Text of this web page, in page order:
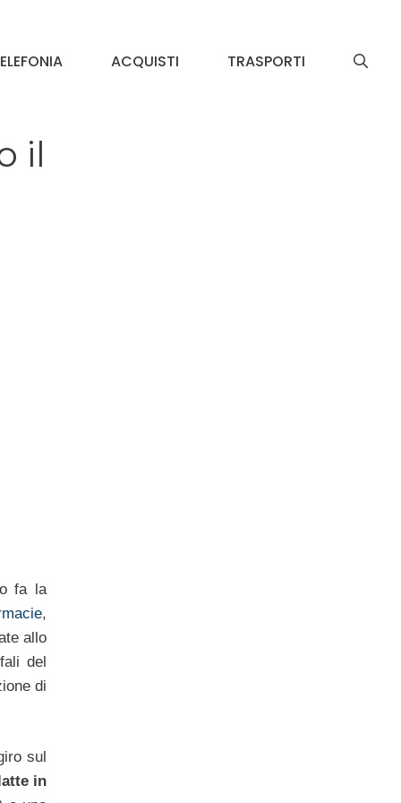
ACQUISTI TRASPORTI
il
fa la
,
allo
del
di
sul
in